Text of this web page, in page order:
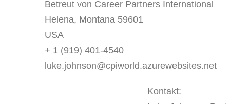
Betreut von Career Partners International
Helena, Montana 59601
USA
+ 1 (919) 401-4540
luke.johnson@cpiworld.azurewebsites.net
Kontakt: